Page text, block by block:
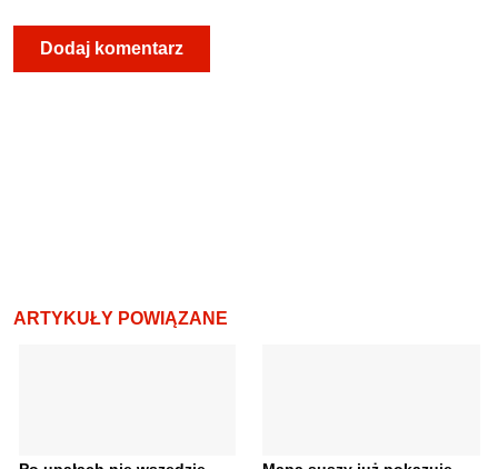
ARTYKUŁY POWIĄZANE